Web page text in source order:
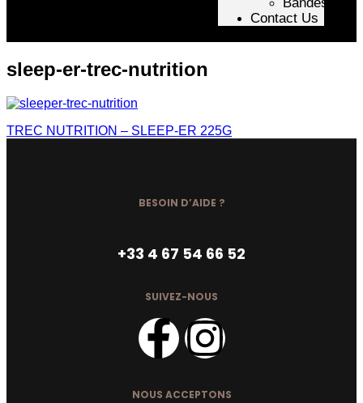
Contact Us
sleep-er-trec-nutrition
TREC NUTRITION – SLEEP-ER 225G
BESOIN D’AIDE ?
+33 4 67 54 66 52
SUIVEZ-NOUS
NOUS ACCEPTONS